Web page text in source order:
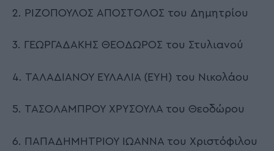
2. ΡΙΖΟΠΟΥΛΟΣ ΑΠΟΣΤΟΛΟΣ του Δημητρίου
3. ΓΕΩΡΓΑΔΑΚΗΣ ΘΕΟΔΩΡΟΣ του Στυλιανού
4. ΤΑΛΑΔΙΑΝΟΥ ΕΥΛΑΛΙΑ (ΕΥΗ) του Νικολάου
5. ΤΑΣΟΛΑΜΠΡΟΥ ΧΡΥΣΟΥΛΑ του Θεοδώρου
6. ΠΑΠΑΔΗΜΗΤΡΙΟΥ ΙΩΑΝΝΑ του Χριστόφιλου